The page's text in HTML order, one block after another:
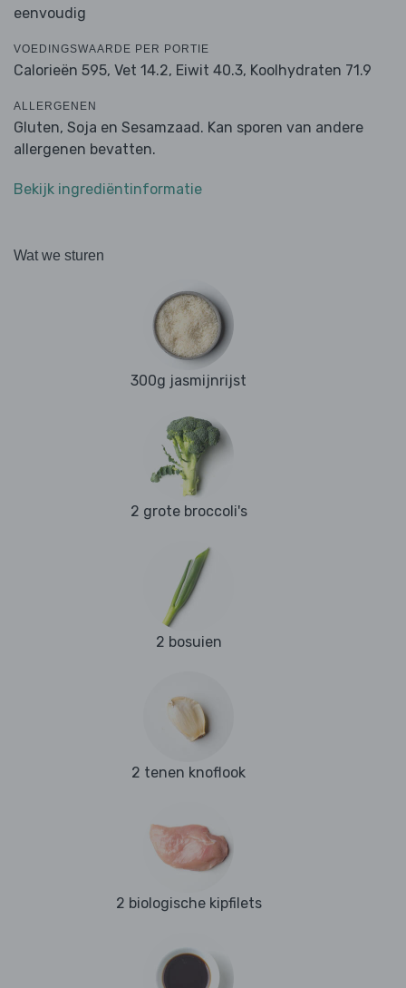
eenvoudig
VOEDINGSWAARDE PER PORTIE
Calorieën 595, Vet 14.2, Eiwit 40.3, Koolhydraten 71.9
ALLERGENEN
Gluten, Soja en Sesamzaad. Kan sporen van andere
allergenen bevatten.
Bekijk ingrediëntinformatie
Wat we sturen
300g jasmijnrijst
2 grote broccoli's
2 bosuien
2 tenen knoflook
2 biologische kipfilets